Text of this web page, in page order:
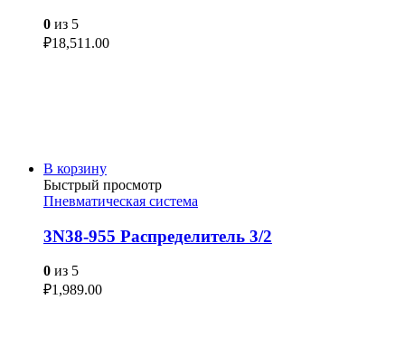
0 из 5
₽18,511.00
В корзину
Быстрый просмотр
Пневматическая система
3N38-955 Распределитель 3/2
0 из 5
₽1,989.00